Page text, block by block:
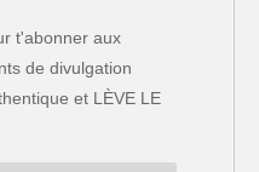
t'abonner aux
de divulgation
et LÈVE LE